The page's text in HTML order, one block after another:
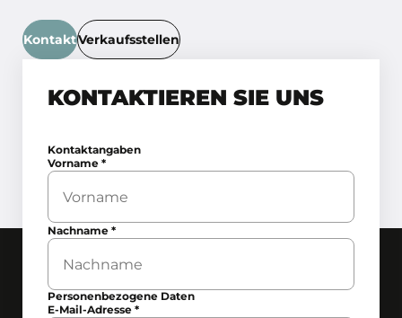
KontaktVerkaufsstellen
KONTAKTIEREN SIE UNS
Kontaktangaben
Vorname*
Nachname*
Personenbezogene Daten
E-Mail-Adresse*